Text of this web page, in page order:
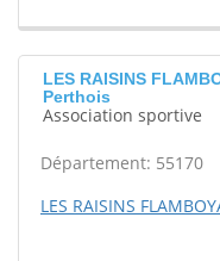
LES RAISINS
Perthois
Association sportive
Département: 55170
LES RAISINS